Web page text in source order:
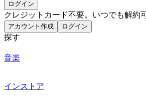
ログイン
クレジットカード不要。いつでも解約
アカウント作成 ログイン
探す
音楽
インストア